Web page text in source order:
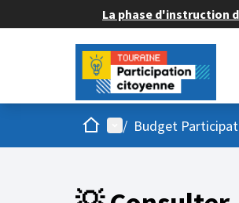
La phase d'instruction
AccueilMenu principal
/ Budget